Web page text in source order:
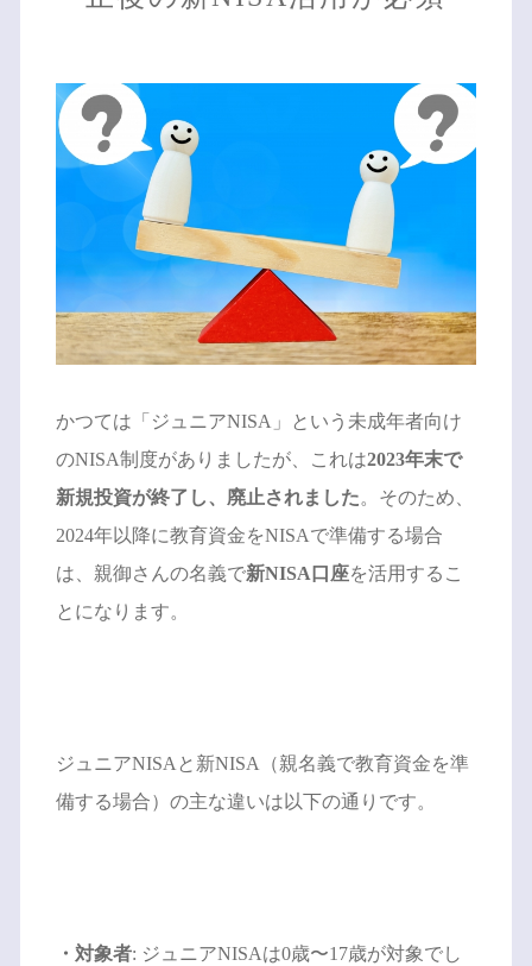
かつては「ジュニアNISA」という未成年者向け
のNISA制度がありましたが、これは2023年末で
新規投資が終了し、廃止されました。そのため、
2024年以降に教育資金をNISAで準備する場合
は、親御さんの名義で新NISA口座を活用するこ
とになります。
ジュニアNISAと新NISA（親名義で教育資金を準
備する場合）の主な違いは以下の通りです。
・対象者: ジュニアNISAは0歳〜17歳が対象でし